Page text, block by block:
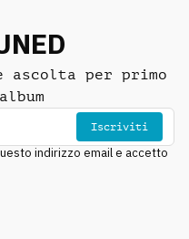
ascolta per primo
Iscriviti
indirizzo email e accetto